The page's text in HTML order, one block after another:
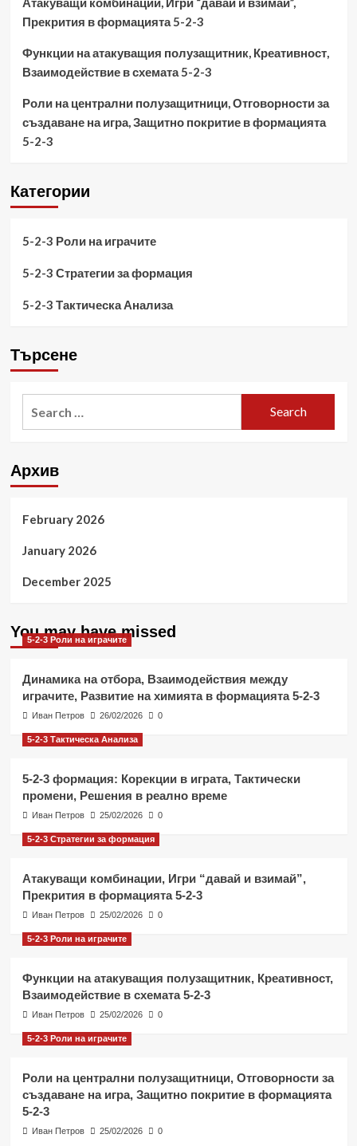
Прекрития в формацията 5-2-3
Функции на атакуващия полузащитник, Креативност,
Взаимодействие в схемата 5-2-3
Роли на централни полузащитници, Отговорности за
създаване на игра, Защитно покритие в формацията
5-2-3
Категории
5-2-3 Роли на играчите
5-2-3 Стратегии за формация
5-2-3 Тактическа Анализа
Търсене
Архив
February 2026
January 2026
December 2025
You may have missed
5-2-3 Роли на играчите
Динамика на отбора, Взаимодействия между
играчите, Развитие на химията в формацията 5-2-3
Иван Петров 26/02/2026 0
5-2-3 Тактическа Анализа
5-2-3 формация: Корекции в играта, Тактически
промени, Решения в реално време
Иван Петров 25/02/2026 0
5-2-3 Стратегии за формация
Атакуващи комбинации, Игри “давай и взимай”,
Прекрития в формацията 5-2-3
Иван Петров 25/02/2026 0
5-2-3 Роли на играчите
Функции на атакуващия полузащитник, Креативност,
Взаимодействие в схемата 5-2-3
Иван Петров 25/02/2026 0
5-2-3 Роли на играчите
Роли на централни полузащитници, Отговорности за
създаване на игра, Защитно покритие в формацията
5-2-3
Иван Петров 25/02/2026 0